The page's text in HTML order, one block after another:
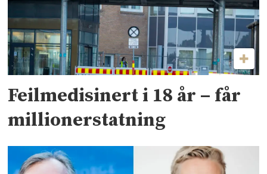
Feilmedisinert i 18 år – får
millionerstatning